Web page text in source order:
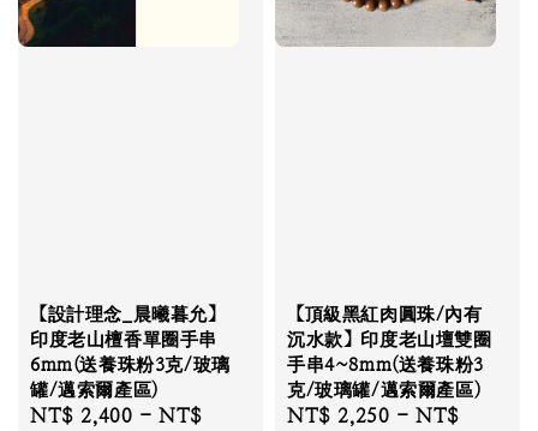
【設計理念_晨曦暮允】
印度老山檀香單圈手串
6mm(送養珠粉3克/玻璃
罐/邁索爾產區)
Regular
NT$ 2,400 -NT$
【頂級黑紅肉圓珠/內有
沉水款】印度老山壇雙圈
手串4~8mm(送養珠粉3
克/玻璃罐/邁索爾產區)
Regular
NT$ 2,250 -NT$